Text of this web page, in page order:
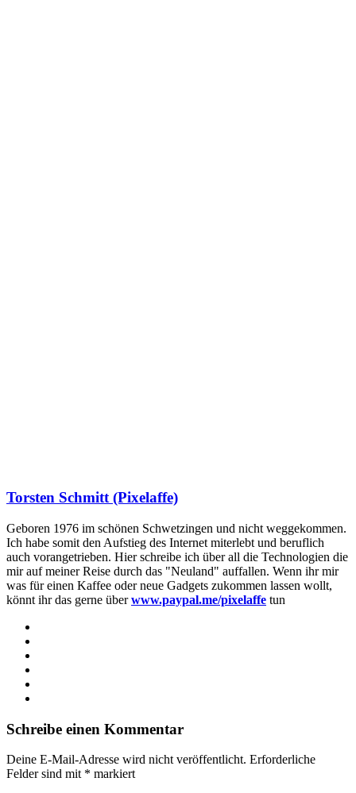
Torsten Schmitt (Pixelaffe)
Geboren 1976 im schönen Schwetzingen und nicht weggekommen.
Ich habe somit den Aufstieg des Internet miterlebt und beruflich
auch vorangetrieben. Hier schreibe ich über all die Technologien die
mir auf meiner Reise durch das "Neuland" auffallen. Wenn ihr mir
was für einen Kaffee oder neue Gadgets zukommen lassen wollt,
könnt ihr das gerne überwww.paypal.me/pixelaffe tun
Schreibe einen Kommentar
Deine E-Mail-Adresse wird nicht veröffentlicht. Erforderliche
Felder sind mit * markiert